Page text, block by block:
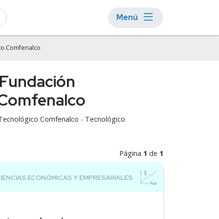
Menú
Comfenalco
Comfenalco - Tecnológico
Página 1 de 1